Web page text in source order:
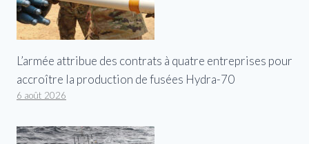
L’armée attribue des contrats à quatre entreprises pour
accroître la production de fusées Hydra-70
6 août 2026